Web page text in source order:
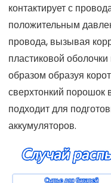
контактирует с
положительным
провода, вызывая
пластиковой
образом образуя
сверхтонкий порошок
подходит для
аккумуляторов.